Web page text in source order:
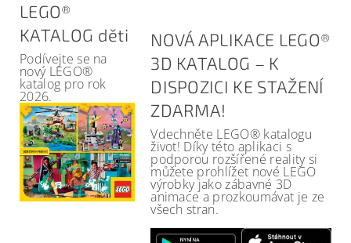
LEGO®
KATALOG děti
Podívejte se na
nový LEGO®
katalog pro rok
2026.
NOVÁ APLIKACE LEGO®
3D KATALOG – K
DISPOZICI KE STAŽENÍ
ZDARMA!
Vdechněte LEGO® katalogu
život! Díky této aplikaci s
podporou rozšířené reality si
můžete prohlížet nové LEGO
výrobky jako zábavné 3D
animace a prozkoumávat je ze
všech stran.